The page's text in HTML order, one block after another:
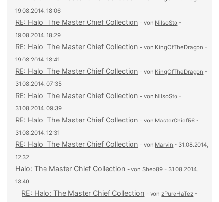
19.08.2014, 18:06
RE: Halo: The Master Chief Collection - von NilsoSto -
19.08.2014, 18:29
RE: Halo: The Master Chief Collection - von KingOfTheDragon -
19.08.2014, 18:41
RE: Halo: The Master Chief Collection - von KingOfTheDragon -
31.08.2014, 07:35
RE: Halo: The Master Chief Collection - von NilsoSto -
31.08.2014, 09:39
RE: Halo: The Master Chief Collection - von MasterChief56 -
31.08.2014, 12:31
RE: Halo: The Master Chief Collection - von Marvin - 31.08.2014,
12:32
Halo: The Master Chief Collection - vonShep89 - 31.08.2014,
13:49
RE: Halo: The Master Chief Collection - vonzPureHaTez -